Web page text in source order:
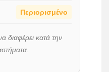
Περιορισμένο
διαφέρει κατά την